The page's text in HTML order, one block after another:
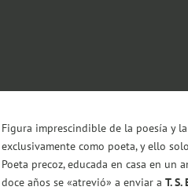
Figura imprescindible de la poesía y
exclusivamente como poeta, y ello
Poeta precoz, educada en casa en
doce años se «atrevió» a enviar a T. S.